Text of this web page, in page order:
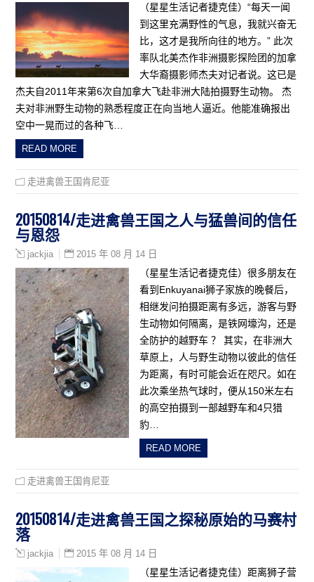
（星星生活记者捷克佳）“每天一闻
到这里充满野性的气息，我就兴奋无
比，这才是我所向往的地方。” 此次
率队北美杰作非洲摄影探险团的加拿
大华裔摄影师杰夫对记者说。这已是
杰夫自2011年来第6次自加拿大飞赴非洲大陆拍摄野生动物。 杰
夫对非洲野生动物的熟悉程度正在向当地人逼近。他能准确报出
空中一晃而过的各种飞…
READ MORE
走进禽兽王国肯尼亚
20150814/走进禽兽王国之人与猛兽间的信任
与恩怨
jackjia 2015 年 08 月 14 日
（星星生活记者捷克佳）很多朋友在
看到Enkuyanai狮子家族的晚餐后，
相继发问拍摄距离有多远，游客与野
生动物如何隔离，是铁网壕沟，还是
全防护的越野车 ？ 其实，在非洲大
草原上，人与野生动物以彼此的信任
为距离，有时可能会近在咫尺。如在
此次乘坐热气球时，便从150米左右
的高空拍摄到一部越野车和4只猎
豹…
READ MORE
走进禽兽王国肯尼亚
20150814/走进禽兽王国之探秘原始的马赛村
落
jackjia 2015 年 08 月 14 日
（星星生活记者捷克佳）距离狮子营